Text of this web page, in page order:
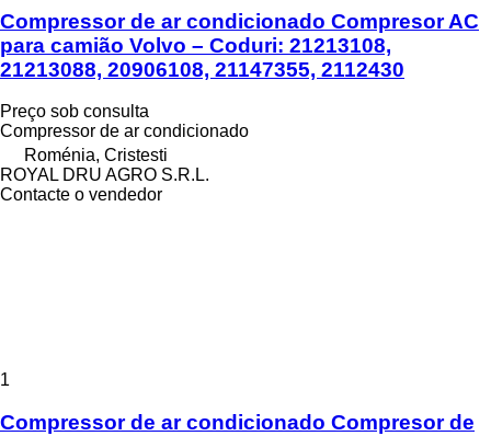
Compressor de ar condicionado Compresor AC
para camião Volvo – Coduri: 21213108,
21213088, 20906108, 21147355, 2112430
Preço sob consulta
Compressor de ar condicionado
Roménia, Cristesti
ROYAL DRU AGRO S.R.L.
Contacte o vendedor
1
Compressor de ar condicionado Compresor de